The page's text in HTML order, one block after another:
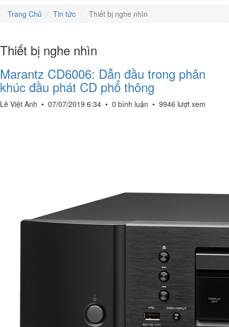
Trang Chủ
Tin tức Thiết bị nghe nhìn
Thiết bị nghe nhìn
Marantz CD6006: Dẫn đầu trong phân
khúc đầu phát CD phổ thông
Lê Việt Anh • 07/07/2019 6:34 • 0 bình luận • 9946 lượt xem